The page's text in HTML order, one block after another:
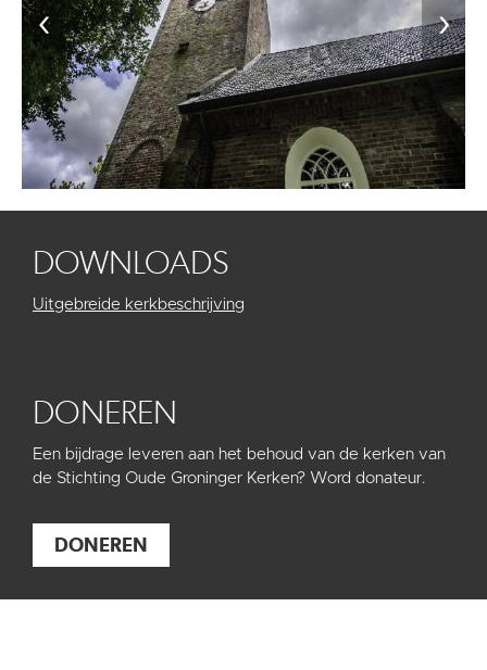
‹ ›
DOWNLOADS
Uitgebreide kerkbeschrijving
DONEREN
Een bijdrage leveren aan het behoud van de kerken van
de Stichting Oude Groninger Kerken? Word donateur.
DONEREN